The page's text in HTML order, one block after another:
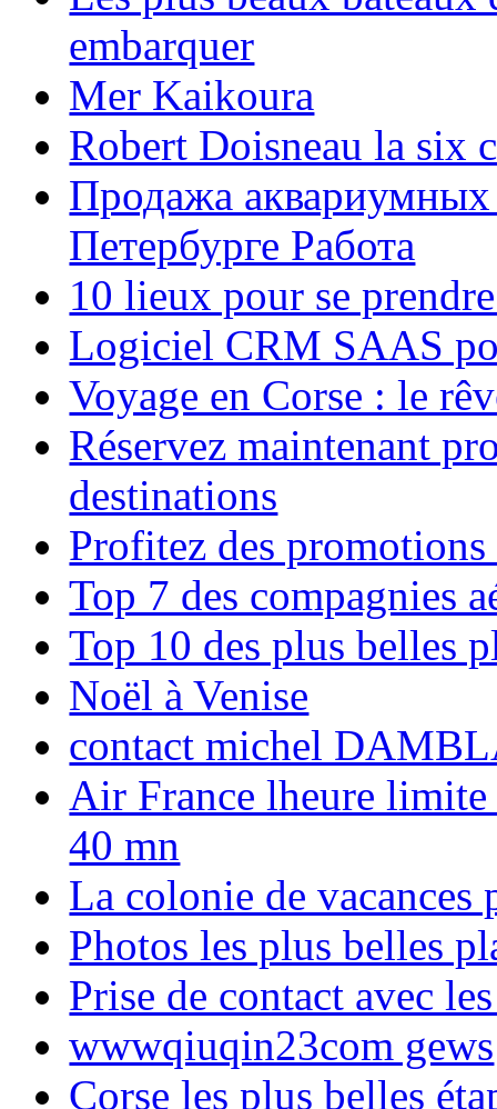
embarquer
Mer Kaikoura
Robert Doisneau la six
Продажа аквариумных
Петербурге Работа
10 lieux pour se
Logiciel CRM SAAS
Voyage en Corse : le
Réservez maintenant
destinations
Profitez des
Top 7 des compagnies
Top 10 des plus belles
Noël à Venise
contact michel
Air France lheure limite
40 mn
La colonie de vacances
Photos les plus belles
Prise de contact avec
wwwqiuqin23com gews
Corse les plus belles